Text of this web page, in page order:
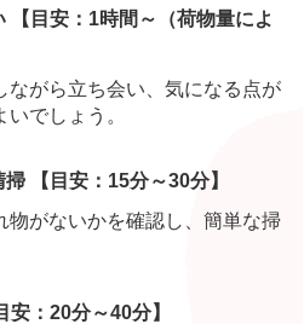
【目安：1時間～（荷物量によ
ながら立ち会い、気になる点が
でしょう。
【目安：15分～30分】
物がないかを確認し、簡単な掃
：20分～40分】